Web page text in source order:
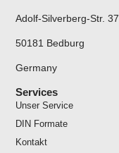
Adolf-Silverberg-Str. 37
50181 Bedburg
Germany
Services
Unser Service
DIN Formate
Kontakt